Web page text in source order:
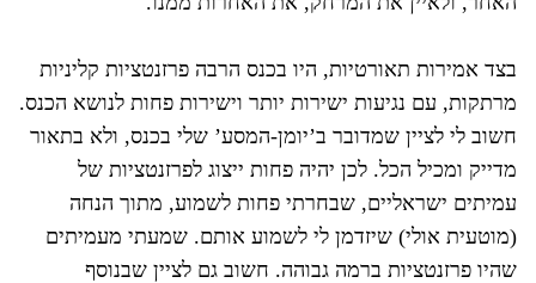
בצד אמירות תאורטיות, היו בכנס הרבה פרזנטציות קליניות
מרתקות, עם נגיעות ישירות יותר וישירות פחות לנושא הכנס.
חשוב לי לציין שמדובר ב’יומן-המסע’ שלי בכנס, ולא בתאור
מדייק ומכיל הכל. לכן יהיה פחות ייצוג לפרזנטציות של
עמיתים ישראליים, שבחרתי פחות לשמוע, מתוך הנחה
(מוטעית אולי) שיזדמן לי לשמוע אותם. שמעתי מעמיתים
שהיו פרזנטציות ברמה גבוהה. חשוב גם לציין שבנוסף